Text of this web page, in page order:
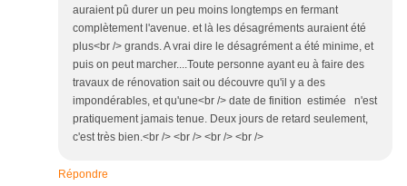
auraient pû durer un peu moins longtemps en fermant
complètement l'avenue. et là les désagréments auraient été
plus<br /> grands. A vrai dire le désagrément a été minime, et
puis on peut marcher....Toute personne ayant eu à faire des
travaux de rénovation sait ou découvre qu'il y a des
impondérables, et qu'une<br /> date de finition estimée n'est
pratiquement jamais tenue. Deux jours de retard seulement,
c'est très bien.<br /> <br /> <br /> <br />
Répondre